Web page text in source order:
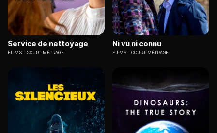
Service de nettoyage
FILMS COURT-MÉTRAGE
Ni vu ni connu
FILMS COURT-MÉTRAGE